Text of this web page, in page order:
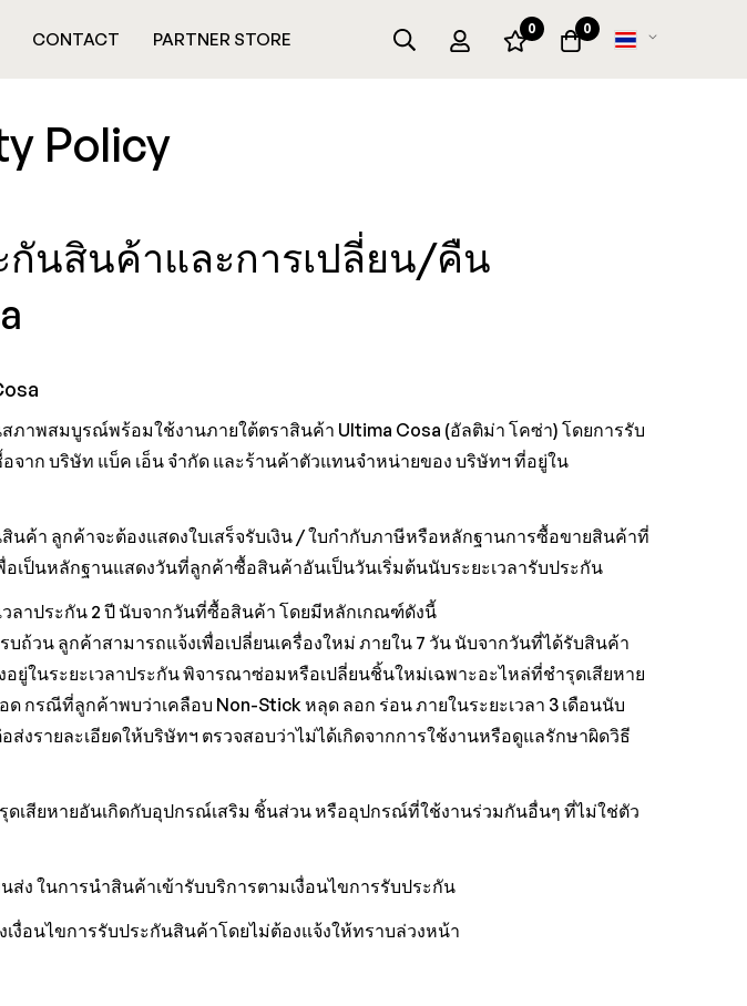
CONTACT PARTNER STORE
0 0
เปลี่ยน
Policy
กันสินค้าและการเปลี่ยน/คืน
าพสมบูรณ์พร้อมใช้งานภายใต้ตราสินค้า Ultima Cosa (อัลติม่า โคซ่า) โดยการรับ
าก บริษัท แบ็ค เอ็น จำกัด และร้านค้าตัวแทนจำหน่ายของ บริษัทฯ ที่อยู่ใน
นค้า ลูกค้าจะต้องแสดงใบเสร็จรับเงิน / ใบกำกับภาษีหรือหลักฐานการซื้อขายสินค้าที่
เป็นหลักฐานแสดงวันที่ลูกค้าซื้อสินค้าอันเป็นวันเริ่มต้นนับระยะเวลารับประกัน
ลาประกัน 2 ปี นับจากวันที่ซื้อสินค้า โดยมีหลักเกณฑ์ดังนี้
ถ้วน ลูกค้าสามารถแจ้งเพื่อเปลี่ยนเครื่องใหม่ ภายใน 7 วัน นับจากวันที่ได้รับสินค้า
ยู่ในระยะเวลาประกัน พิจารณาซ่อมหรือเปลี่ยนชิ้นใหม่เฉพาะอะไหล่ที่ชำรุดเสียหาย
กรณีที่ลูกค้าพบว่าเคลือบ Non-Stick หลุด ลอก ร่อน ภายในระยะเวลา 3 เดือนนับ
งรายละเอียดให้บริษัทฯ ตรวจสอบว่าไม่ได้เกิดจากการใช้งานหรือดูแลรักษาผิดวิธี
เสียหายอันเกิดกับอุปกรณ์เสริม ชิ้นส่วน หรืออุปกรณ์ที่ใช้งานร่วมกันอื่นๆ ที่ไม่ใช่ตัว
ง ในการนำสินค้าเข้ารับบริการตามเงื่อนไขการรับประกัน
งื่อนไขการรับประกันสินค้าโดยไม่ต้องแจ้งให้ทราบล่วงหน้า